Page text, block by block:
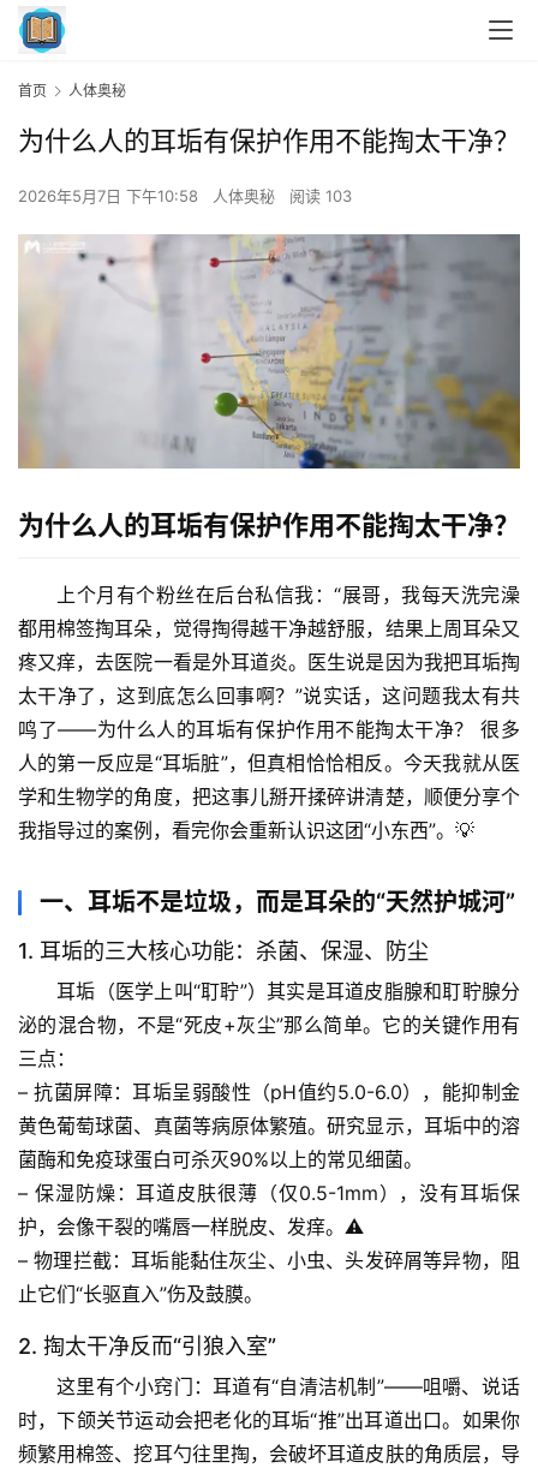
首页 人体奥秘
为什么人的耳垢有保护作用不能掏太干净？
2026年5月7日 下午10:58 人体奥秘 阅读 103
为什么人的耳垢有保护作用不能掏太干净？
上个月有个粉丝在后台私信我：“展哥，我每天洗完澡
都用棉签掏耳朵，觉得掏得越干净越舒服，结果上周耳朵又
疼又痒，去医院一看是外耳道炎。医生说是因为我把耳垢掏
太干净了，这到底怎么回事啊？”说实话，这问题我太有共
鸣了——为什么人的耳垢有保护作用不能掏太干净？
很多
人的第一反应是“耳垢脏”，但真相恰恰相反。今天我就从医
学和生物学的角度，把这事儿掰开揉碎讲清楚，顺便分享个
我指导过的案例，看完你会重新认识这团“小东西”。💡
一、耳垢不是垃圾，而是耳朵的“天然护城河”
1. 耳垢的三大核心功能：杀菌、保湿、防尘
耳垢（医学上叫“耵聍”）其实是耳道皮脂腺和耵聍腺分
泌的混合物，不是“死皮+灰尘”那么简单。它的关键作用有
三点：
– 抗菌屏障：耳垢呈弱酸性（pH值约5.0-6.0），能抑制金
黄色葡萄球菌、真菌等病原体繁殖。研究显示，耳垢中的溶
菌酶和免疫球蛋白可杀灭90%以上的常见细菌。
– 保湿防燥 ：耳道皮肤很薄（仅0.5-1mm），没有耳垢保
护，会像干裂的嘴唇一样脱皮、发痒。⚠️
– 物理拦截：耳垢能黏住灰尘、小虫、头发碎屑等异物，阻
止它们“长驱直入”伤及鼓膜。
2. 掏太干净反而“引狼入室”
这里有个小窍门 ：耳道有“自清洁机制”——咀嚼、说话
时，下颌关节运动会把老化的耳垢“推”出耳道出口。如果你
频繁用棉签、挖耳勺往里掏，会破坏耳道皮肤的角质层，导